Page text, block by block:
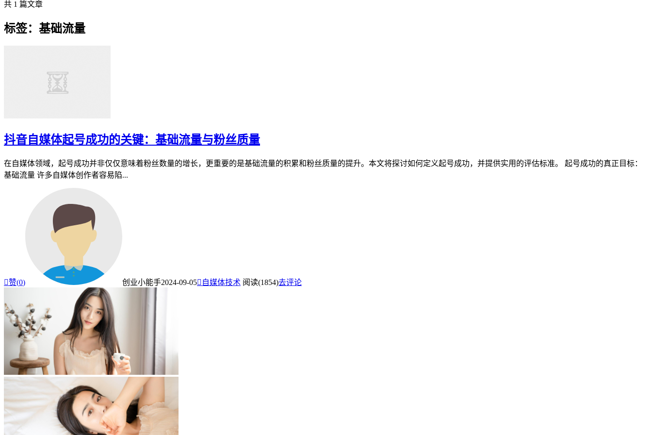
共 1 篇文章
标签：基础流量
抖音自媒体起号成功的关键：基础流量与粉丝质量
在自媒体领域，起号成功并非仅仅意味着粉丝数量的增长，更重要的是基础流量的积累和粉丝质量的提升。本文将探讨如何定义起号成功，并提供实用的评估标准。 起号成功的真正目标：
基础流量 许多自媒体创作者容易陷...
赞(0) 创业小能手2024-09-05 自媒体技术 阅读(1854)去评论